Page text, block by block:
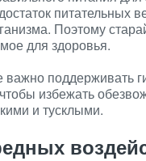
питательных
Поэтому
для здоровья.
важно поддерживать
избежать
и тусклыми.